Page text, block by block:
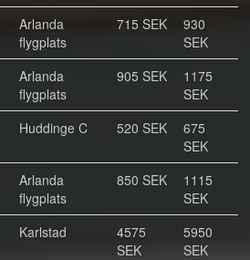
Arlanda
flygplats
715 SEK
930
SEK
Arlanda
flygplats
905 SEK
1175
SEK
Huddinge C 520 SEK
675
SEK
Arlanda
flygplats
850 SEK
1115
SEK
Karlstad
4575
SEK
5950
SEK